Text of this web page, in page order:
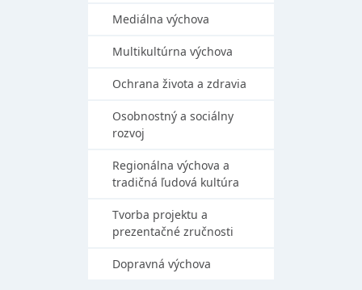
Mediálna výchova
Multikultúrna výchova
Ochrana života a zdravia
Osobnostný a sociálny
rozvoj
Regionálna výchova a
tradičná ľudová kultúra
Tvorba projektu a
prezentačné zručnosti
Dopravná výchova